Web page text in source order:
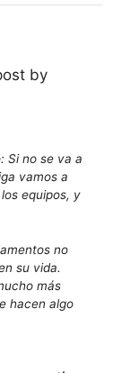
by
Si no se va a
vamos a
equipos, y
no
su vida.
más
hacen algo